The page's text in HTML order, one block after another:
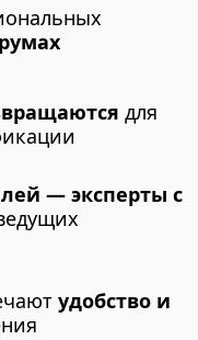
для
— эксперты с
удобство и